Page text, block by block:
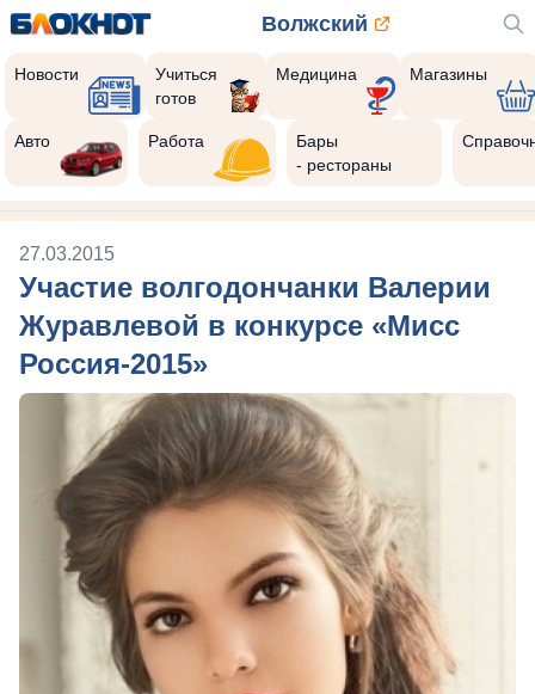
Волжский
Новости
Учиться
готов
Медицина Магазины
Авто Работа
Бары
- рестораны
27.03.2015
Участие волгодончанки Валерии
Журавлевой в конкурсе «Мисс
Россия-2015»